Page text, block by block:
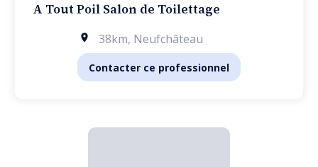
A Tout Poil Salon de Toilettage
38km, Neufchâteau
Contacter ce professionnel